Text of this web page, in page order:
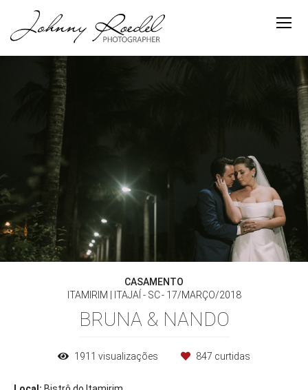
CASAMENTO
ITAMIRIM | ITAJAÍ - SC
17/MARÇO/2018
BRUNA & NANDO
1911 visualizações 847 curtidas